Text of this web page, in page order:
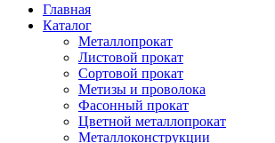
Главная
Каталог
Металлопрокат
Листовой прокат
Сортовой прокат
Метизы и проволока
Фасонный прокат
Цветной металлопрокат
Металлоконструкции